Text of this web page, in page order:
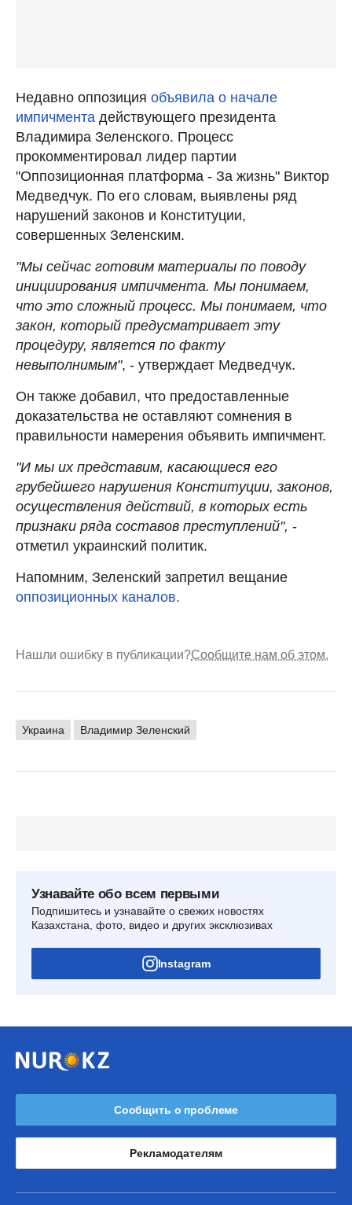
Недавно оппозиция объявила о начале
импичмента действующего президента
Владимира Зеленского. Процесс
прокомментировал лидер партии
"Оппозиционная платформа - За жизнь" Виктор
Медведчук. По его словам, выявлены ряд
нарушений законов и Конституции,
совершенных Зеленским.
"Мы сейчас готовим материалы по поводу
инициирования импичмента. Мы понимаем,
что это сложный процесс. Мы понимаем, что
закон, который предусматривает эту
процедуру, является по факту
невыполнимым", - утверждает Медведчук.
Он также добавил, что предоставленные
доказательства не оставляют сомнения в
правильности намерения объявить импичмент.
"И мы их представим, касающиеся его
грубейшего нарушения Конституции, законов,
осуществления действий, в которых есть
признаки ряда составов преступлений", -
отметил украинский политик.
Напомним, Зеленский запретил вещание
оппозиционных каналов.
Нашли ошибку в публикации?Сообщите нам об этом.
Украина Владимир Зеленский
Узнавайте обо всем первыми
Подпишитесь и узнавайте о свежих новостях
Казахстана, фото, видео и других эксклюзивах
Instagram
Сообщить о проблеме
Рекламодателям